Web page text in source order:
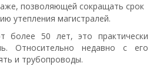
позволяющей сокращать срок
утепления магистралей.
более 50 лет, это практически
Относительно недавно с его
и трубопроводы.